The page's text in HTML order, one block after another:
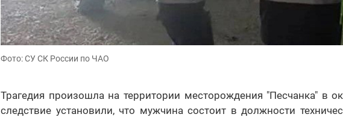
Фото: СУ СК России по ЧАО
Трагедия произошла на территории месторождения "Песчанка" в
следствие установили, что мужчина состоит в должности